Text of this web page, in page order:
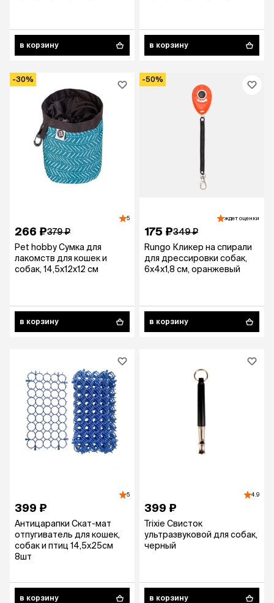
в корзину в корзину
-30%
5
266 ₽379 ₽
Pet hobby Сумка для
лакомств для кошек и
собак, 14,5х12х12 см
в корзину
-50%
ждет оценки
175 ₽349 ₽
Rungo Кликер на спирали
для дрессировки собак,
6х4х1,8 см, оранжевый
в корзину
5
399 ₽
Антицарапки Скат-мат
отпугиватель для кошек,
собак и птиц 14,5х25см
8шт
в корзину
4.9
399 ₽
Trixie Свисток
ультразвуковой для собак,
черный
в корзину